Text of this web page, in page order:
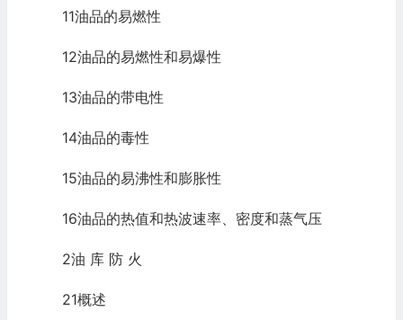
11油品的易燃性
12油品的易燃性和易爆性
13油品的带电性
14油品的毒性
15油品的易沸性和膨胀性
16油品的热值和热波速率、密度和蒸气压
2油 库 防 火
21概述